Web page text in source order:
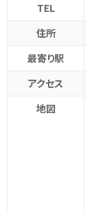
TEL
住所
最寄り駅
アクセス
地図